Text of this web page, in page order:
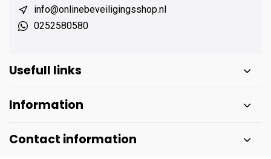
info@onlinebeveiligingsshop.nl
0252580580
Usefull links
Information
Contact information